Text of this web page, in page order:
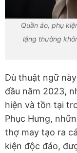
Quần áo, phụ
lặng thường
Dù thuật ngữ
đầu năm 2023,
hiện và tồn tại
Phục Hưng,
thợ may tạo ra
kiện độc đáo,